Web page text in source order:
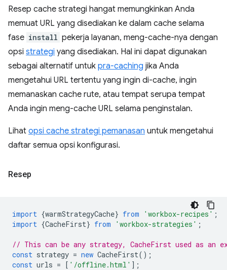
Resep cache strategi hangat memungkinkan Anda
memuat URL yang disediakan ke dalam cache selama
fase install pekerja layanan, meng-cache-nya dengan
opsi strategi yang disediakan. Hal ini dapat digunakan
sebagai alternatif untuk pra-caching jika Anda
mengetahui URL tertentu yang ingin di-cache, ingin
memanaskan cache rute, atau tempat serupa tempat
Anda ingin meng-cache URL selama penginstalan.
Lihat opsi cache strategi pemanasan untuk mengetahui
daftar semua opsi konfigurasi.
Resep
import {warmStrategyCache} from 'workbox-recipes' ;
import {CacheFirst} from 'workbox-strategies' ;
// This can be any strategy, CacheFirst used as an
const strategy = new CacheFirst();
const urls = [ '/offline.html' ];